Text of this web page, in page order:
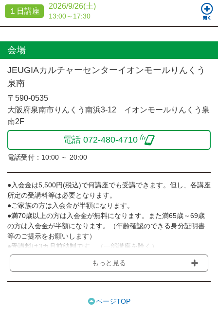
１日講座
2026/9/26(土)
13:00～17:30
会場
JEUGIAカルチャーセンターイオンモールりんくう
泉南
〒590-0535
大阪府泉南市りんくう南浜3-12 イオンモールりんくう泉
南2F
電話 072-480-4710
電話受付：10:00 ～ 20:00
●入会金は5,500円(税込)で何講座でも受講できます。但し、各講座
所定の受講料等は必要となります。
●ご家族の方は入会金が半額になります。
●満70歳以上の方は入会金が無料になります。また満65歳～69歳
の方は入会金が半額になります。（年齢確認のできる身分証明書
等のご提示をお願いします）
●受講料は3カ月前納制です。（一部講座を除く）
●受講料には運営費として１講座につき月額770円(税込)が含まれ
ております。また一部の講座では別途傷害保険料も含まれており
用は含まれておりません。
もっと見る
ページTOP